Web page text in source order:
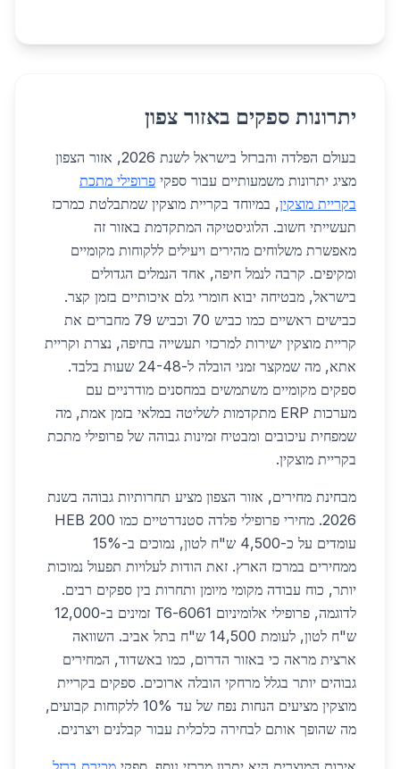
יתרונות ספקים באזור צפון
בעולם הפלדה והברזל בישראל לשנת 2026, אזור הצפון
מציג יתרונות משמעותיים עבור ספקי פרופילי מתכת
בקריית מוצקין, במיוחד בקריית מוצקין שמתבלטת כמרכז
תעשייתי חשוב. הלוגיסטיקה המתקדמת באזור זה
מאפשרת משלוחים מהירים ויעילים ללקוחות מקומיים
ומקיפים. קרבה לנמל חיפה, אחד הנמלים הגדולים
בישראל, מבטיחה יבוא חומרי גלם איכותיים בזמן קצר.
כבישים ראשיים כמו כביש 70 וכביש 79 מחברים את
קריית מוצקין ישירות למרכזי תעשייה בחיפה, נצרת וקריית
אתא, מה שמקצר זמני הובלה ל-24-48 שעות בלבד.
ספקים מקומיים משתמשים במחסנים מודרניים עם
מערכות ERP מתקדמות לשליטה במלאי בזמן אמת, מה
שמפחית עיכובים ומבטיח זמינות גבוהה של פרופילי מתכת
בקריית מוצקין.
מבחינת מחירים, אזור הצפון מציע תחרותיות גבוהה בשנת
2026. מחירי פרופילי פלדה סטנדרטיים כמו HEB 200
עומדים על כ-4,500 ש"ח לטון, נמוכים ב-15%
ממחירים במרכז הארץ. זאת הודות לעלויות תפעול נמוכות
יותר, כוח עבודה מקומי מיומן ותחרות בין ספקים רבים.
לדוגמה, פרופילי אלומיניום 6061-T6 זמינים ב-12,000
ש"ח לטון, לעומת 14,500 ש"ח בתל אביב. השוואה
ארצית מראה כי באזור הדרום, כמו באשדוד, המחירים
גבוהים יותר בגלל מרחקי הובלה ארוכים. ספקים בקריית
מוצקין מציעים הנחות נפח של עד 10% ללקוחות קבועים,
מה שהופך אותם לבחירה כלכלית עבור קבלנים ויצרנים.